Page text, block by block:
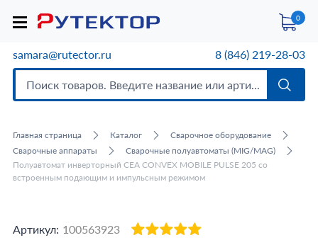
0
samara@rutector.ru 8 (846) 219-28-03
Главная страница Каталог
Сварочное оборудование
Сварочные аппараты
Сварочные полуавтоматы (MIG/MAG)
Полуавтомат инверторный CEA CONVEX MOBILE PULSE 205 со
встроенным подающим и импульсным режимом
Артикул: 100563923